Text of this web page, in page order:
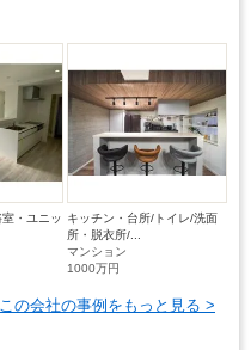
・ユニッ キッチン・台所/トイレ/洗面
所・脱衣所/...
マンション
1000万円
この会社の事例をもっと見る >